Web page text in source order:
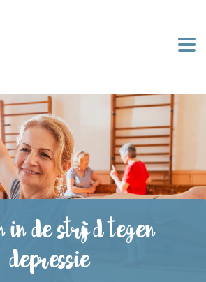
in de strijd tegen
depressie